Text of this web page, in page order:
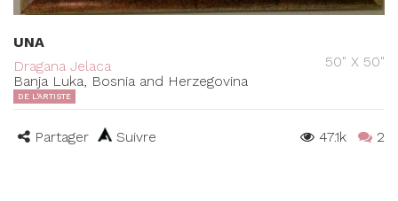
UNA
Dragana Jelaca
Banja Luka, Bosnia and Herzegovina
50" X 50"
DE L'ARTISTE
Partager Suivre 47.1k 2